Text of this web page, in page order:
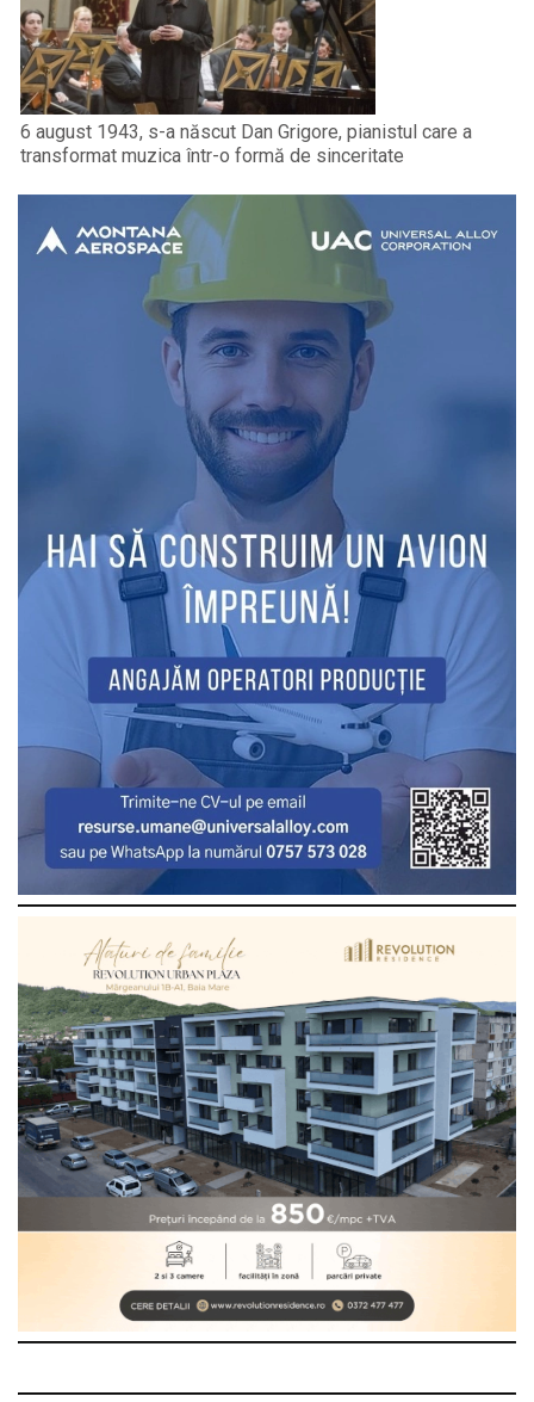
6 august 1943, s-a născut Dan Grigore, pianistul care a
transformat muzica într-o formă de sinceritate